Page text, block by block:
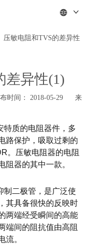
压敏电阻和TVS的差异性
差异性(1)
时间： 2018-05-29 来
特质的电阻器件，多
路保护，吸取过剩的
。压敏电阻器的电阻
阻器的其中一款。
制二极管，是广泛使
其具备很快的反映时
两端经受瞬间的高能
端间的阻抗值由高阻
流。